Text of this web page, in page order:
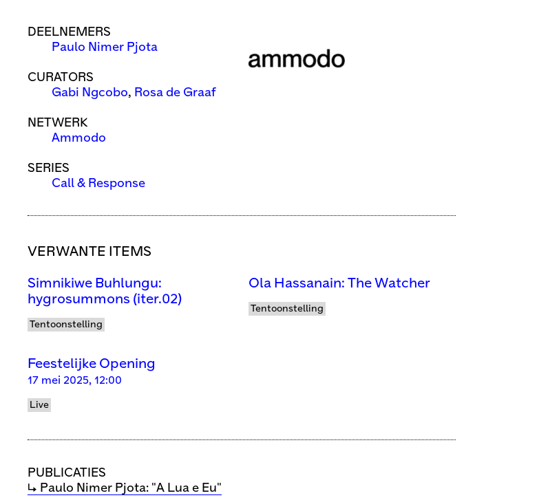
DEELNEMERS
Paulo Nimer Pjota
CURATORS
Gabi Ngcobo, Rosa de Graaf
NETWERK
Ammodo
SERIES
Call & Response
VERWANTE ITEMS
Simnikiwe Buhlungu:
hygrosummons (iter.02)
Tentoonstelling
Ola Hassanain: The Watcher
Tentoonstelling
Feestelijke Opening
17 mei 2025, 12:00
Live
PUBLICATIES
↳ Paulo Nimer Pjota: "A Lua e Eu"